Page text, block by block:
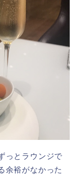
っとラウンジで
余裕がなかった